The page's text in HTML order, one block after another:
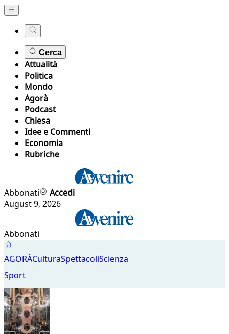
Cerca
Attualità
Politica
Mondo
Agorà
Podcast
Chiesa
Idee e Commenti
Economia
Rubriche
Abbonati
Accedi
August 9, 2026
Abbonati
Scienza
AGORÀCulturaSpettacoliScienza
Sport